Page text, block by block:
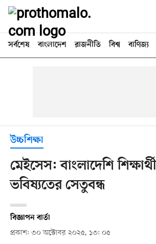
সর্বশেষ বাংলাদেশ রাজনীতি বিশ্ব বাণিজ্য
উচ্চশিক্ষা
মেইসেস: বাংলাদেশি
ভবিষ্যতের সেতুবন্ধ
বিজ্ঞাপন বার্তা
প্রকাশ: ৩০ অক্টোবর ২০২৫, ১৩: ০৫